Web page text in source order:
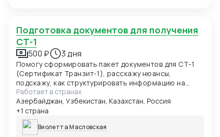
Подготовка документов для получения
СТ-1
500 ₽ 3 дня
Помогу сформировать пакет документов для СТ-1
(Сертификат Транзит-1), расскажу нюансы,
подскажу, как структурировать информацию на
будущее
Работает в странах
Азербайджан, Узбекистан, Казахстан, Россия
+1 страна
Виолетта Масловская